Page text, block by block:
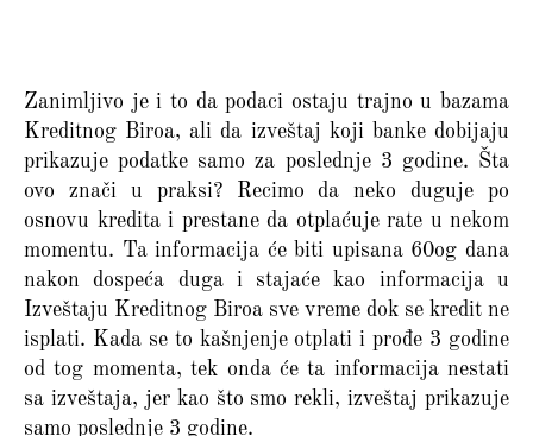
Zanimljivo je i to da podaci ostaju trajno u bazama
Kreditnog Biroa, ali da izveštaj koji banke dobijaju
prikazuje podatke samo za poslednje 3 godine. Šta
ovo znači u praksi? Recimo da neko duguje po
osnovu kredita i prestane da otplaćuje rate u nekom
momentu. Ta informacija će biti upisana 60og dana
nakon dospeća duga i stajaće kao informacija u
Izveštaju Kreditnog Biroa sve vreme dok se kredit ne
isplati. Kada se to kašnjenje otplati i prođe 3 godine
od tog momenta, tek onda će ta informacija nestati
sa izveštaja, jer kao što smo rekli, izveštaj prikazuje
samo poslednje 3 godine.